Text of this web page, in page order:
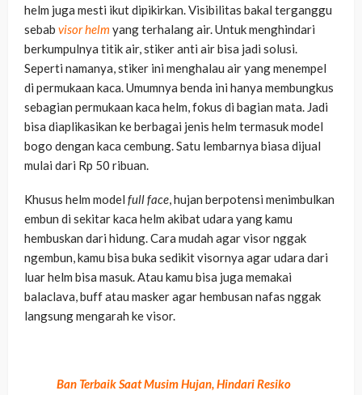
helm juga mesti ikut dipikirkan. Visibilitas bakal terganggu
sebab visor helm yang terhalang air. Untuk menghindari
berkumpulnya titik air, stiker anti air bisa jadi solusi.
Seperti namanya, stiker ini menghalau air yang menempel
di permukaan kaca. Umumnya benda ini hanya membungkus
sebagian permukaan kaca helm, fokus di bagian mata. Jadi
bisa diaplikasikan ke berbagai jenis helm termasuk model
bogo dengan kaca cembung. Satu lembarnya biasa dijual
mulai dari Rp 50 ribuan.
Khusus helm model full face, hujan berpotensi menimbulkan
embun di sekitar kaca helm akibat udara yang kamu
hembuskan dari hidung. Cara mudah agar visor nggak
ngembun, kamu bisa buka sedikit visornya agar udara dari
luar helm bisa masuk. Atau kamu bisa juga memakai
balaclava, buff atau masker agar hembusan nafas nggak
langsung mengarah ke visor.
Ban Terbaik Saat Musim Hujan, Hindari Resiko